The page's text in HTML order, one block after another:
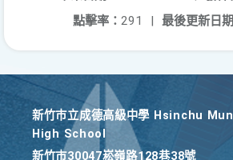
最後更新日期
點擊率： 291 |
新竹巿立成德高級中學 Hsinchu
High School
新竹巿30047崧嶺路128巷38號